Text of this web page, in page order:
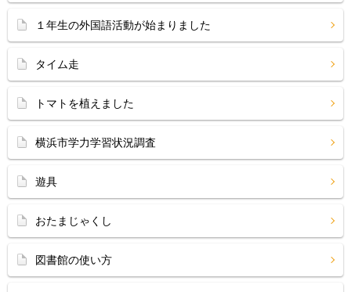
１年生の外国語活動が始まりました
タイム走
トマトを植えました
横浜市学力学習状況調査
遊具
おたまじゃくし
図書館の使い方